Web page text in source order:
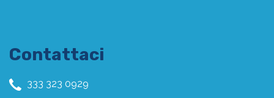
Contattaci
333 323 0929